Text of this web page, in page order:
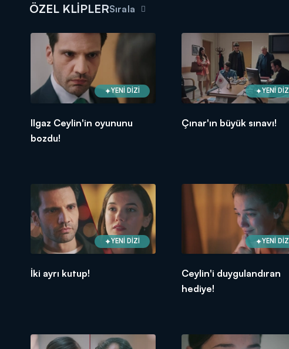
ÖZEL KLİPLERSırala
YENİ DİZİ
Ilgaz Ceylin'in oyununu
bozdu!
YENİ DİZİ
Çınar'ın büyük sınavı!
YENİ DİZİ
İki ayrı kutup!
YENİ DİZİ
Ceylin'i duygulandıran
hediye!